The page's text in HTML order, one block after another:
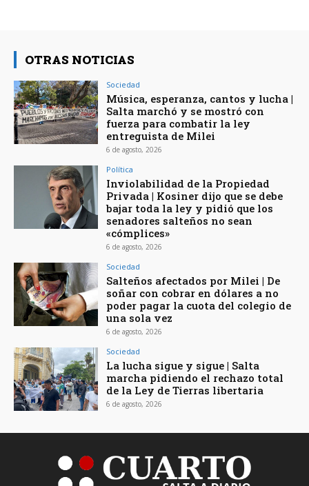
OTRAS NOTICIAS
Sociedad
Música, esperanza, cantos y lucha |
Salta marchó y se mostró con
fuerza para combatir la ley
entreguista de Milei
6 de agosto, 2026
Política
Inviolabilidad de la Propiedad
Privada | Kosiner dijo que se debe
bajar toda la ley y pidió que los
senadores salteños no sean
«cómplices»
6 de agosto, 2026
Sociedad
Salteños afectados por Milei | De
soñar con cobrar en dólares a no
poder pagar la cuota del colegio de
una sola vez
6 de agosto, 2026
Sociedad
La lucha sigue y sigue | Salta
marcha pidiendo el rechazo total
de la Ley de Tierras libertaria
6 de agosto, 2026